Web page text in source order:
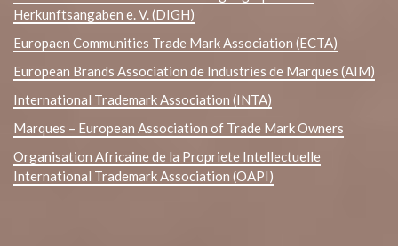
Herkunftsangaben e. V. (DIGH)
Europaen Communities Trade Mark Association (ECTA)
European Brands Association de Industries de Marques (AIM)
International Trademark Association (INTA)
Marques – European Association of Trade Mark Owners
Organisation Africaine de la Propriete Intellectuelle
International Trademark Association (OAPI)